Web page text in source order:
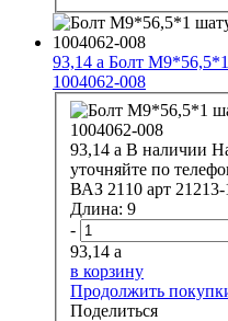
93,14 a Болт
1004062-008
93,14 a В наличии
уточняйте по
ВАЗ 2110 арт
Длина: 9
-
93,14 a
в корзину
Продолжить
Поделиться